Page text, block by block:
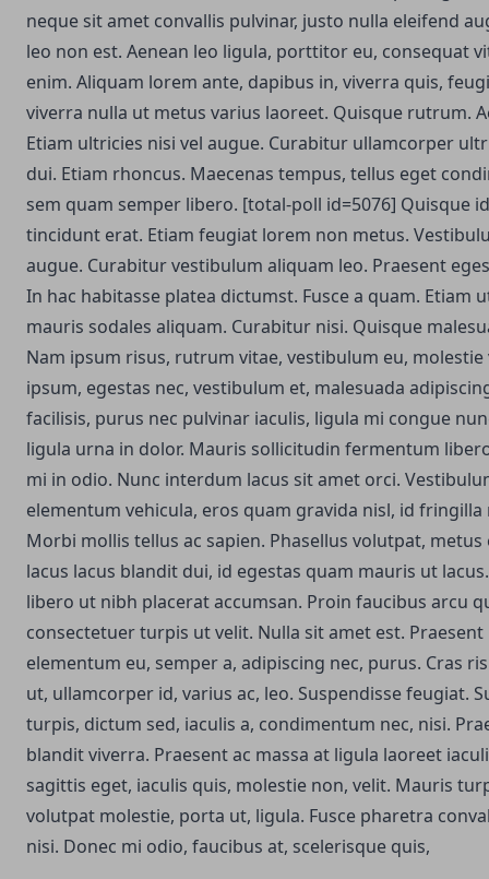
neque sit amet convallis pulvinar, justo nulla eleifend
leo non est. Aenean leo ligula, porttitor eu, consequat
enim. Aliquam lorem ante, dapibus in, viverra quis,
viverra nulla ut metus varius laoreet. Quisque rutrum.
Etiam ultricies nisi vel augue. Curabitur ullamcorper
dui. Etiam rhoncus. Maecenas tempus, tellus eget
sem quam semper libero. [total-poll id=5076] Quisque
tincidunt erat. Etiam feugiat lorem non metus.
augue. Curabitur vestibulum aliquam leo. Praesent
In hac habitasse platea dictumst. Fusce a quam. Etiam
mauris sodales aliquam. Curabitur nisi. Quisque
Nam ipsum risus, rutrum vitae, vestibulum eu, molestie
ipsum, egestas nec, vestibulum et, malesuada
facilisis, purus nec pulvinar iaculis, ligula mi congue
ligula urna in dolor. Mauris sollicitudin fermentum
mi in odio. Nunc interdum lacus sit amet orci.
elementum vehicula, eros quam gravida nisl, id fringilla
Morbi mollis tellus ac sapien. Phasellus volutpat,
lacus lacus blandit dui, id egestas quam mauris ut
libero ut nibh placerat accumsan. Proin faucibus arcu
consectetuer turpis ut velit. Nulla sit amet est.
elementum eu, semper a, adipiscing nec, purus. Cras
ut, ullamcorper id, varius ac, leo. Suspendisse feugiat.
turpis, dictum sed, iaculis a, condimentum nec, nisi.
blandit viverra. Praesent ac massa at ligula laoreet
sagittis eget, iaculis quis, molestie non, velit. Mauris
volutpat molestie, porta ut, ligula. Fusce pharetra
nisi. Donec mi odio, faucibus at, scelerisque quis,